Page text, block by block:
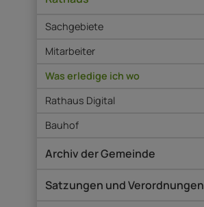
Sachgebiete
Mitarbeiter
Was erledige ich wo
Rathaus Digital
Bauhof
Archiv der Gemeinde
Satzungen und Verordnungen